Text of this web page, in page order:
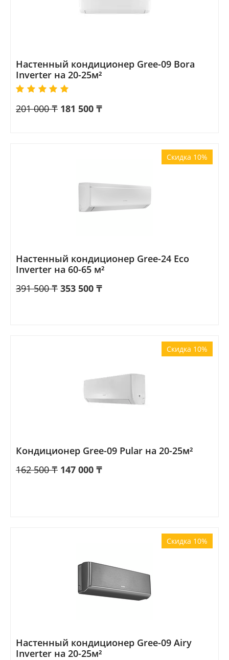
Настенный кондиционер Gree-09 Bora
Inverter на 20-25м²
201 000 ₸ 181 500 ₸
Скидка 10%
Настенный кондиционер Gree-24 Eco
Inverter на 60-65 м²
391 500 ₸ 353 500 ₸
Скидка 10%
Кондиционер Gree-09 Pular на 20-25м²
162 500 ₸ 147 000 ₸
Скидка 10%
Настенный кондиционер Gree-09 Airy
Inverter на 20-25м²